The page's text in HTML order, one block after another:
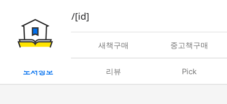
book/rent/[id]
대여 새책구매 중고책구매
도서정보 리뷰 Pick